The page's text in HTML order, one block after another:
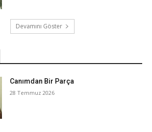
Devamını Göster
Canımdan Bir Parça
28 Temmuz 2026